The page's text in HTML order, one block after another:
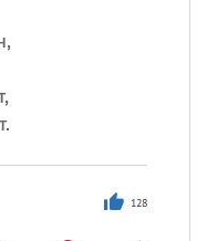
128
празднуют именины